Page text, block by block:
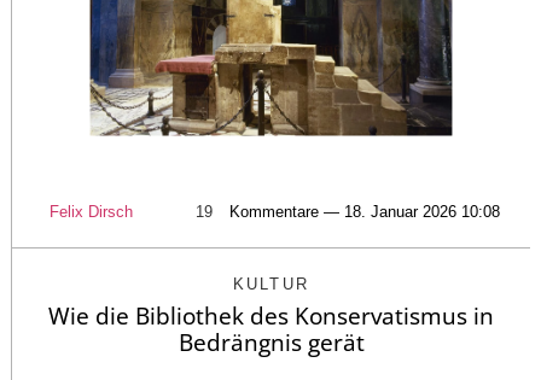
Felix Dirsch 19 Kommentare — 18. Januar 2026 10:08
KULTUR
Wie die Bibliothek des Konservatismus in
Bedrängnis gerät